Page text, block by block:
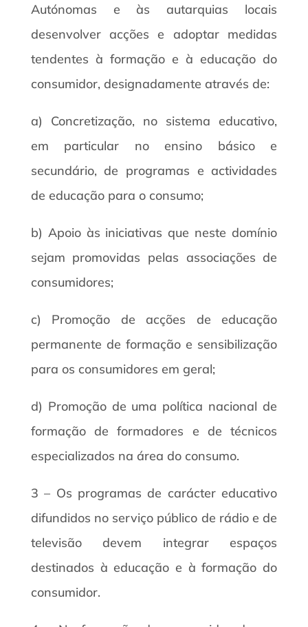
Autónomas e às autarquias locais
desenvolver acções e adoptar medidas
tendentes à formação e à educação do
consumidor, designadamente através de:
a) Concretização, no sistema educativo,
em particular no ensino básico e
secundário, de programas e actividades
de educação para o consumo;
b) Apoio às iniciativas que neste domínio
sejam promovidas pelas associações de
consumidores;
c) Promoção de acções de educação
permanente de formação e sensibilização
para os consumidores em geral;
d) Promoção de uma política nacional de
formação de formadores e de técnicos
especializados na área do consumo.
3 – Os programas de carácter educativo
difundidos no serviço público de rádio e de
televisão devem integrar espaços
destinados à educação e à formação do
consumidor.